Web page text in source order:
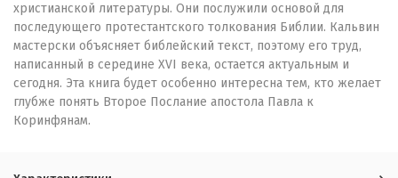
христианской литературы. Они послужили основой для
последующего протестантского толкования Библии. Кальвин
мастерски объясняет библейский текст, поэтому его труд,
написанный в середине XVI века, остается актуальным и
сегодня. Эта книга будет особенно интересна тем, кто желает
глубже понять Второе Послание апостола Павла к
Коринфянам.